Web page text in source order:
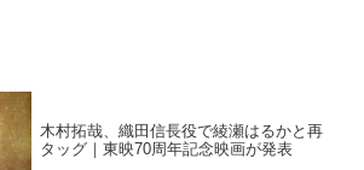
木村拓哉、織田信長役で綾瀬はるかと再
タッグ｜東映70周年記念映画が発表